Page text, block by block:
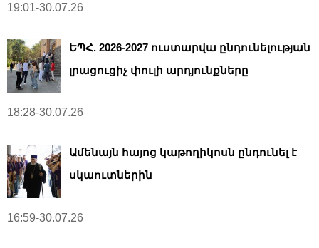
19:01-30.07.26
ԵՊՀ. 2026-2027 ուստարվա ընդունելության
լրացուցիչ փուլի արդյունքները
18:28-30.07.26
Ամենայն հայոց կաթողիկոսն ընդունել է
սկաուտներին
16:59-30.07.26